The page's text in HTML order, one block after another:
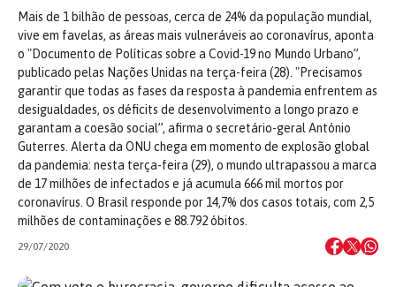
Mais de 1 bilhão de pessoas, cerca de 24% da população mundial,
vive em favelas, as áreas mais vulneráveis ao coronavírus, aponta
o "Documento de Políticas sobre a Covid-19 no Mundo Urbano”,
publicado pelas Nações Unidas na terça-feira (28). "Precisamos
garantir que todas as fases da resposta à pandemia enfrentem as
desigualdades, os déficits de desenvolvimento a longo prazo e
garantam a coesão social”, afirma o secretário-geral António
Guterres. Alerta da ONU chega em momento de explosão global
da pandemia: nesta terça-feira (29), o mundo ultrapassou a marca
de 17 milhões de infectados e já acumula 666 mil mortos por
coronavírus. O Brasil responde por 14,7% dos casos totais, com 2,5
milhões de contaminações e 88.792 óbitos.
29/07/2020